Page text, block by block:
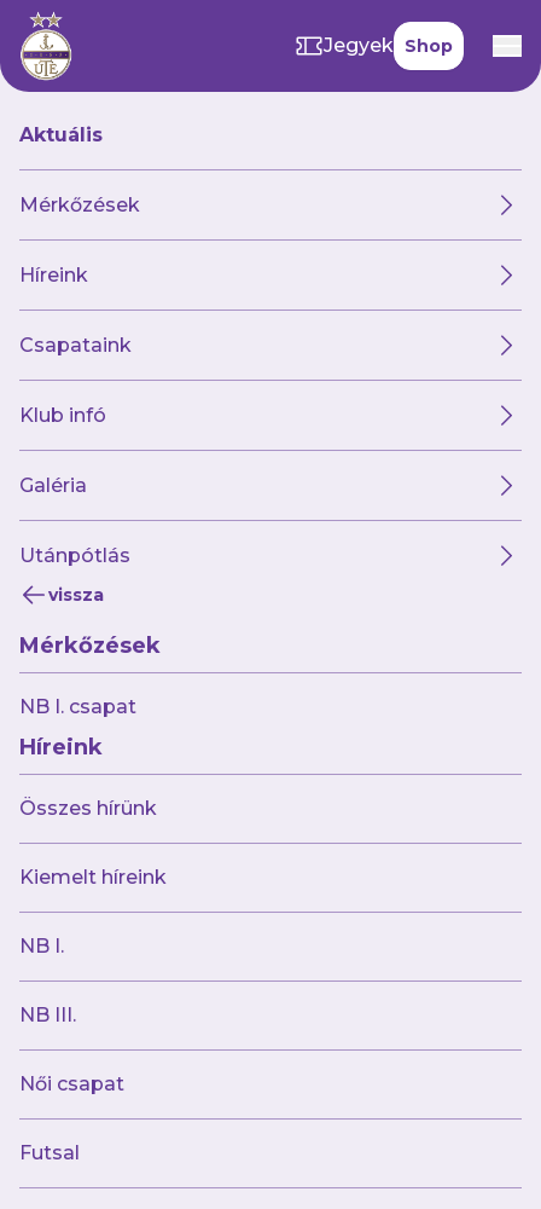
Jegyek Shop
Aktuális
Mérkőzések
Híreink
Csapataink
Klub infó
Galéria
Utánpótlás
vissza
Mérkőzések
NB I. csapat
Híreink
Összes hírünk
Kiemelt híreink
NB I.
NB III.
Női csapat
Futsal
2026.08.01
„A tűzoltókba bele van kódolva a segíteni
akarás”
2026.08.01
Hivatalos Közlemény